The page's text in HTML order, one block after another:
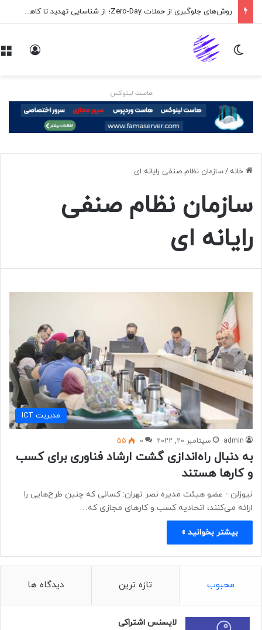
روش‌های جلوگیری از حملات Zero-Day؛ از شناسایی تهدید تا کاهش ریسک
تغییر پوسته
هاست لینوکس
خانه /سازمان نظام صنفی رایانه ای
سازمان نظام صنفی
رایانه ای
مديريت ICT
admin سپتامبر 20, 2022 0
55
به دنبال راه‌اندازی گشت ارشاد فناوری برای کسب
و کارها هستند
نیوزلن - عضو هیئت مدیره نصر تهران: کسانی که چنین طرح‌هایی را
ارائه می‌کنند، اتحادیه کسب و کارهای مجازی که…
بیشتر بخوانید »
محبوب تازه ترین دیدگاه ها
لایسنس اشتراکی